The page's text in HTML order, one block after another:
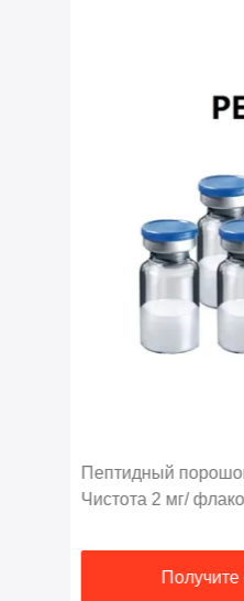
Пептидный
Чистота 2 мг/